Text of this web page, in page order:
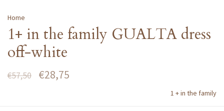
Home
1+ in the family GUALTA dress
off-white
€57,50 €28,75
1 + in the family